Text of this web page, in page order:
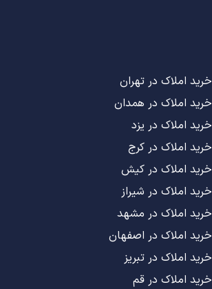
خرید املاک در تهران
خرید املاک در همدان
خرید املاک در یزد
خرید املاک در کرج
خرید املاک در کیش
خرید املاک در شیراز
خرید املاک در مشهد
خرید املاک در اصفهان
خرید املاک در تبریز
خرید املاک در قم